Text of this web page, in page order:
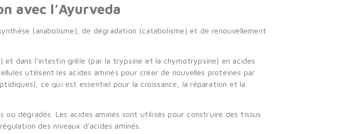
avec l’Ayurveda
(anabolisme), de dégradation (catabolisme) et de renouvellement
et dans l’intestin grêle (par la trypsine et la chymotrypsine) en acides
utilisent les acides aminés pour créer de nouvelles protéines par
ce qui est essentiel pour la croissance, la réparation et la
dégradés. Les acides aminés sont utilisés pour construire des tissus
des niveaux d’acides aminés.